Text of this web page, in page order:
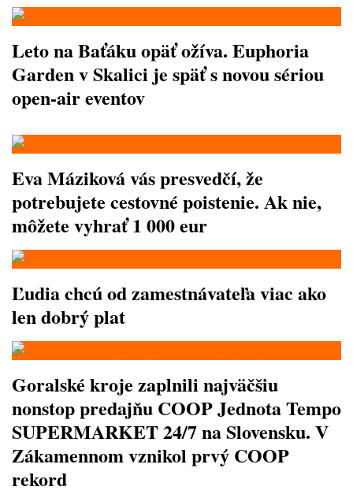
Leto na Baťáku opäť ožíva. Euphoria
Garden v Skalici je späť s novou sériou
open-air eventov
Eva Máziková vás presvedčí, že
potrebujete cestovné poistenie. Ak nie,
môžete vyhrať 1 000 eur
Ľudia chcú od zamestnávateľa viac ako
len dobrý plat
Goralské kroje zaplnili najväčšiu
nonstop predajňu COOP Jednota Tempo
SUPERMARKET 24/7 na Slovensku. V
Zákamennom vznikol prvý COOP
rekord